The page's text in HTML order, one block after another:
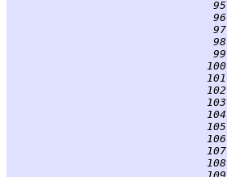
  95
  96
  97
  98
  99
100
101
102
103
104
105
106
107
108